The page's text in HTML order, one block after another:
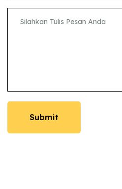
Submit